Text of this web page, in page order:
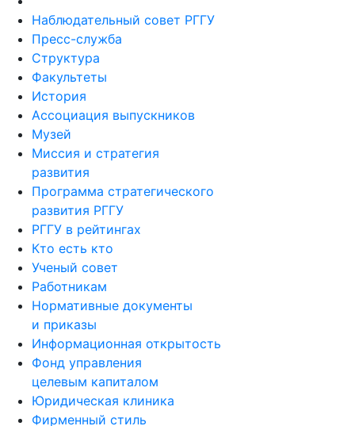
Наблюдательный совет РГГУ
Пресс-служба
Структура
Факультеты
История
Ассоциация выпускников
Музей
Миссия и стратегия
развития
Программа стратегического
развития РГГУ
РГГУ в рейтингах
Кто есть кто
Ученый совет
Работникам
Нормативные документы
и приказы
Информационная открытость
Фонд управления
целевым капиталом
Юридическая клиника
Фирменный стиль